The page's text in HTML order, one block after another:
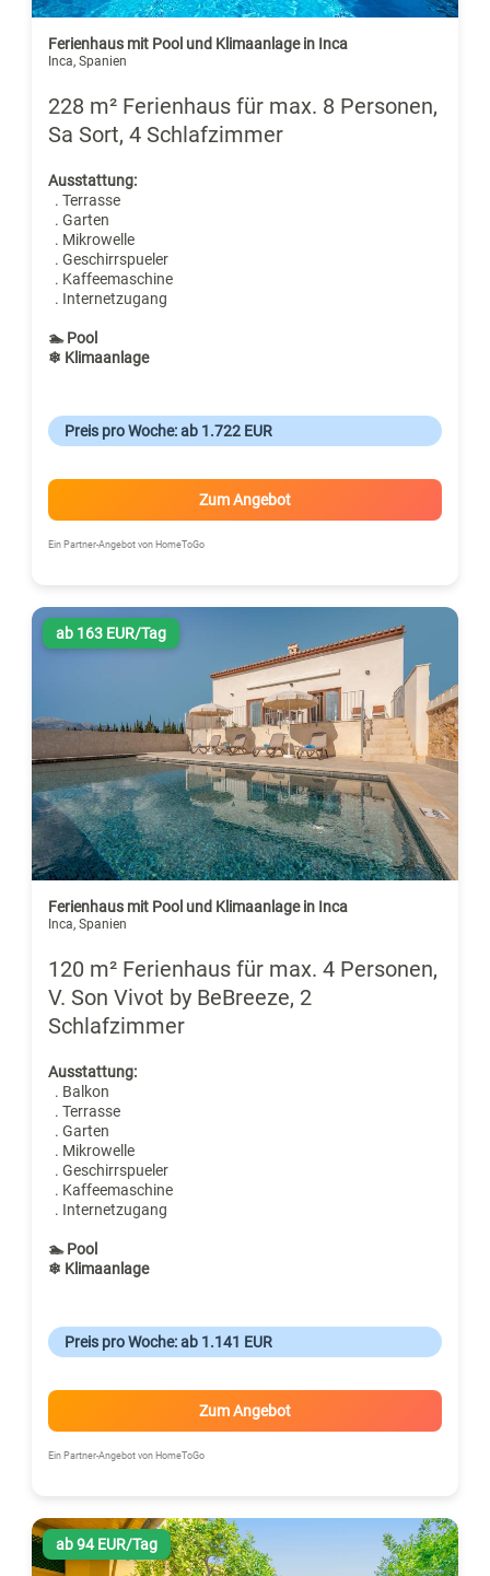
Ferienhaus mit Pool und Klimaanlage in Inca
Inca, Spanien
228 m² Ferienhaus für max. 8 Personen,
Sa Sort, 4 Schlafzimmer
Ausstattung:
. Terrasse
. Garten
. Mikrowelle
. Geschirrspueler
. Kaffeemaschine
. Internetzugang
🏊 Pool
❄ Klimaanlage
Preis pro Woche: ab 1.722 EUR
Zum Angebot
Ein Partner-Angebot von HomeToGo
ab 163 EUR/Tag
Ferienhaus mit Pool und Klimaanlage in Inca
Inca, Spanien
120 m² Ferienhaus für max. 4 Personen,
V. Son Vivot by BeBreeze, 2
Schlafzimmer
Ausstattung:
. Balkon
. Terrasse
. Garten
. Mikrowelle
. Geschirrspueler
. Kaffeemaschine
. Internetzugang
🏊 Pool
❄ Klimaanlage
Preis pro Woche: ab 1.141 EUR
Zum Angebot
Ein Partner-Angebot von HomeToGo
ab 94 EUR/Tag